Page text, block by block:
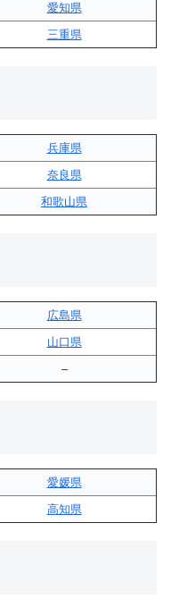
愛知県
三重県
兵庫県
奈良県
和歌山県
広島県
山口県
–
愛媛県
高知県